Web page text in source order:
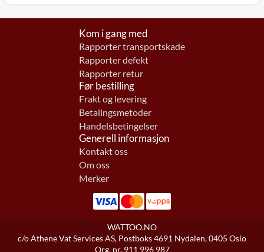
Kom i gang med
Rapporter transportskade
Rapporter defekt
Rapporter retur
Før bestilling
Frakt og levering
Betalingsmetoder
Handelsbetingelser
Generell informasjon
Kontakt oss
Om oss
Merker
WATTOO.NO
c/o Athene Vat Services AS, Postboks 4691 Nydalen, 0405 Oslo
Org. nr. 911 996 987